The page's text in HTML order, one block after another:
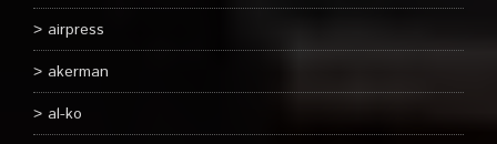
airpress
akerman
al-ko